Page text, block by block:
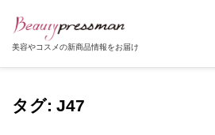
美容やコスメの新商品情報をお届け
タグ: J47